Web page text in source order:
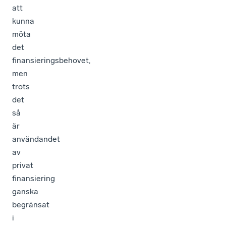
möta
det
finansieringsbehovet,
men
trots
det
så
är
användandet
av
privat
finansiering
ganska
begränsat
i
Sverige,
säger